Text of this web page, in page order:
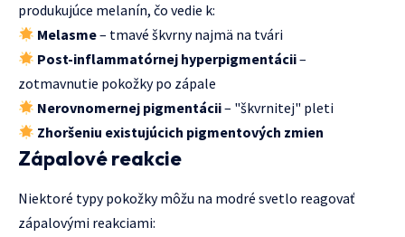
produkujúce melanín, čo vedie k:
Melasme– tmavé škvrny najmä na tvári
Post-inflammatórnej hyperpigmentácii–
zotmavnutie pokožky po zápale
Nerovnomernej pigmentácii– "škvrnitej" pleti
Zhoršeniu existujúcich pigmentových zmien
Zápalové reakcie
Niektoré typy pokožky môžu na modré svetlo reagovať
zápalovými reakciami: